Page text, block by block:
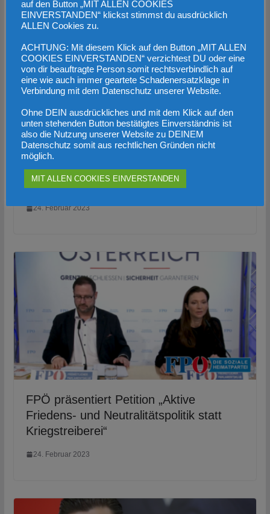
Diese Bundesregierung ist der
Wohnkosten-Treiber Nummer Eins!
24. Februar 2023
FPÖ präsentiert Petition „Aktive
Friedens- und Neutralitätspolitik statt
Kriegstreiberei“
24. Februar 2023
auf den Button „MIT ALLEN COOKIES
EINVERSTANDEN“ klickst stimmst du ausdrücklich
ALLEN Cookies zu.
ACHTUNG: Mit diesem Klick auf den Button „MIT ALLEN
COOKIES EINVERSTANDEN“ verzichtest DU oder eine
von dir beauftragte Person somit rechtsverbindlich auf
eine wie auch immer geartete Schadenersatzklage in
Verbindung mit dem Datenschutz unserer Website.
Ohne DEIN ausdrückliches und mit dem Klick auf den
unten stehenden Button bestätigtes Einverständnis ist
also die Nutzung unserer Website zu DEINEM
Datenschutz somit aus rechtlichen Gründen nicht
möglich.
MIT ALLEN COOKIES EINVERSTANDEN